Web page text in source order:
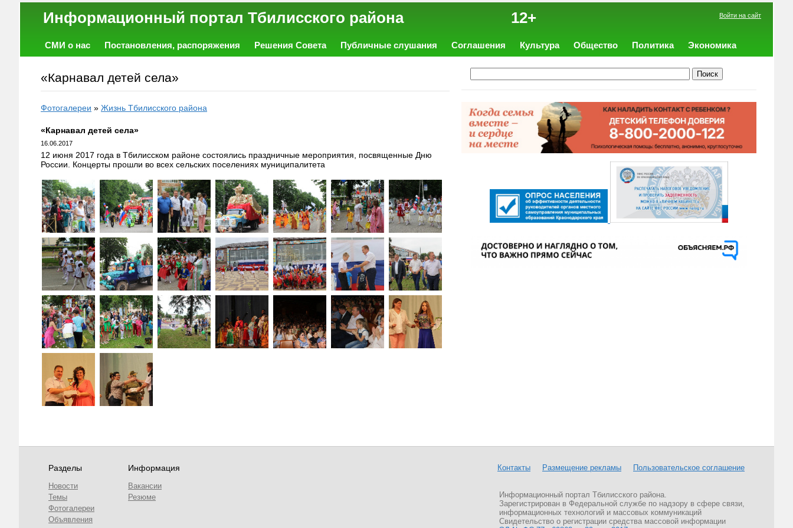
Информационный портал Тбилисского района 12+ Войти на сайт
СМИ о нас Постановления, распоряжения Решения Совета Публичные слушания Соглашения Культура Общество Политика
Экономика
«Карнавал детей села»
Фотогалереи » Жизнь Тбилисского района
«Карнавал детей села»
16.06.2017
12 июня 2017 года в Тбилисском районе состоялись праздничные мероприятия, посвященные Дню
России. Концерты прошли во всех сельских поселениях муниципалитета
Разделы
Новости
Темы
Фотогалереи
Объявления
Информация
Вакансии
Резюме
Контакты Размещение рекламы Пользовательское соглашение
Информационный портал Тбилисского района.
Зарегистрирован в Федеральной службе по надзору в сфере связи,
информационных технологий и массовых коммуникаций
Свидетельство о регистрации средства массовой информации